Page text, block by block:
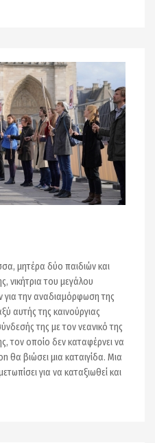
μητέρα δύο παιδιών και
νικήτρια του μεγάλου
για την αναδιαμόρφωση της
αυτής της καινούργιας
της με τον νεανικό της
τον οποίο δεν καταφέρνει να
θα βιώσει μια καταιγίδα. Μια
για να καταξιωθεί και